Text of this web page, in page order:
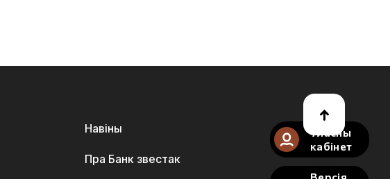
Навіны
Пра Банк звестак
Уласны
кабінет